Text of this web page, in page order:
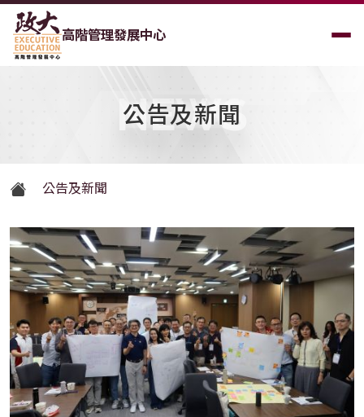
高階管理發展中心
公告及新聞
NEWS
公告及新聞